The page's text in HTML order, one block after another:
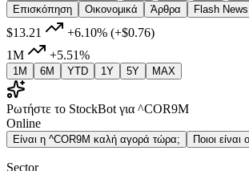
Επισκόπηση
Οικονομικά Άρθρα Flash News
$13.21 +6.10% (+$0.76)
1M
+5.51%
1M 6M YTD 1Y 5Y MAX
Ρωτήστε το StockBot για ^COR9M
Online
Είναι η ^COR9M καλή αγορά τώρα; Ποιοι είναι
Sector